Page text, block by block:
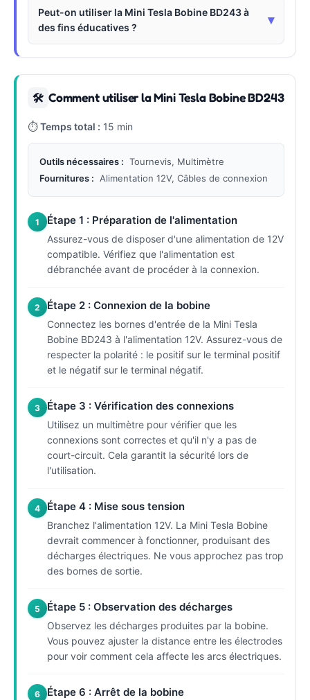
Peut-on utiliser la Mini Tesla Bobine BD243 à
des fins éducatives ?
▾
🛠 Comment utiliser la Mini Tesla Bobine BD243
⏱Temps total : 15 min
Outils nécessaires : Tournevis, Multimètre
Fournitures :
Alimentation 12V, Câbles de connexion
1 Étape 1 : Préparation de l'alimentation
Assurez-vous de disposer d'une alimentation de 12V
compatible. Vérifiez que l'alimentation est
débranchée avant de procéder à la connexion.
2 Étape 2 : Connexion de la bobine
Connectez les bornes d'entrée de la Mini Tesla
Bobine BD243 à l'alimentation 12V. Assurez-vous de
respecter la polarité : le positif sur le terminal positif
et le négatif sur le terminal négatif.
3 Étape 3 : Vérification des connexions
Utilisez un multimètre pour vérifier que les
connexions sont correctes et qu'il n'y a pas de
court-circuit. Cela garantit la sécurité lors de
l'utilisation.
4 Étape 4 : Mise sous tension
Branchez l'alimentation 12V. La Mini Tesla Bobine
devrait commencer à fonctionner, produisant des
décharges électriques. Ne vous approchez pas trop
des bornes de sortie.
5 Étape 5 : Observation des décharges
Observez les décharges produites par la bobine.
Vous pouvez ajuster la distance entre les électrodes
pour voir comment cela affecte les arcs électriques.
6 Étape 6 : Arrêt de la bobine